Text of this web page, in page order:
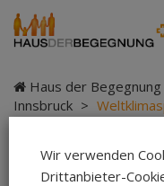
Haus der
Innsbruck >
Wir verwenden
Drittanbieter-